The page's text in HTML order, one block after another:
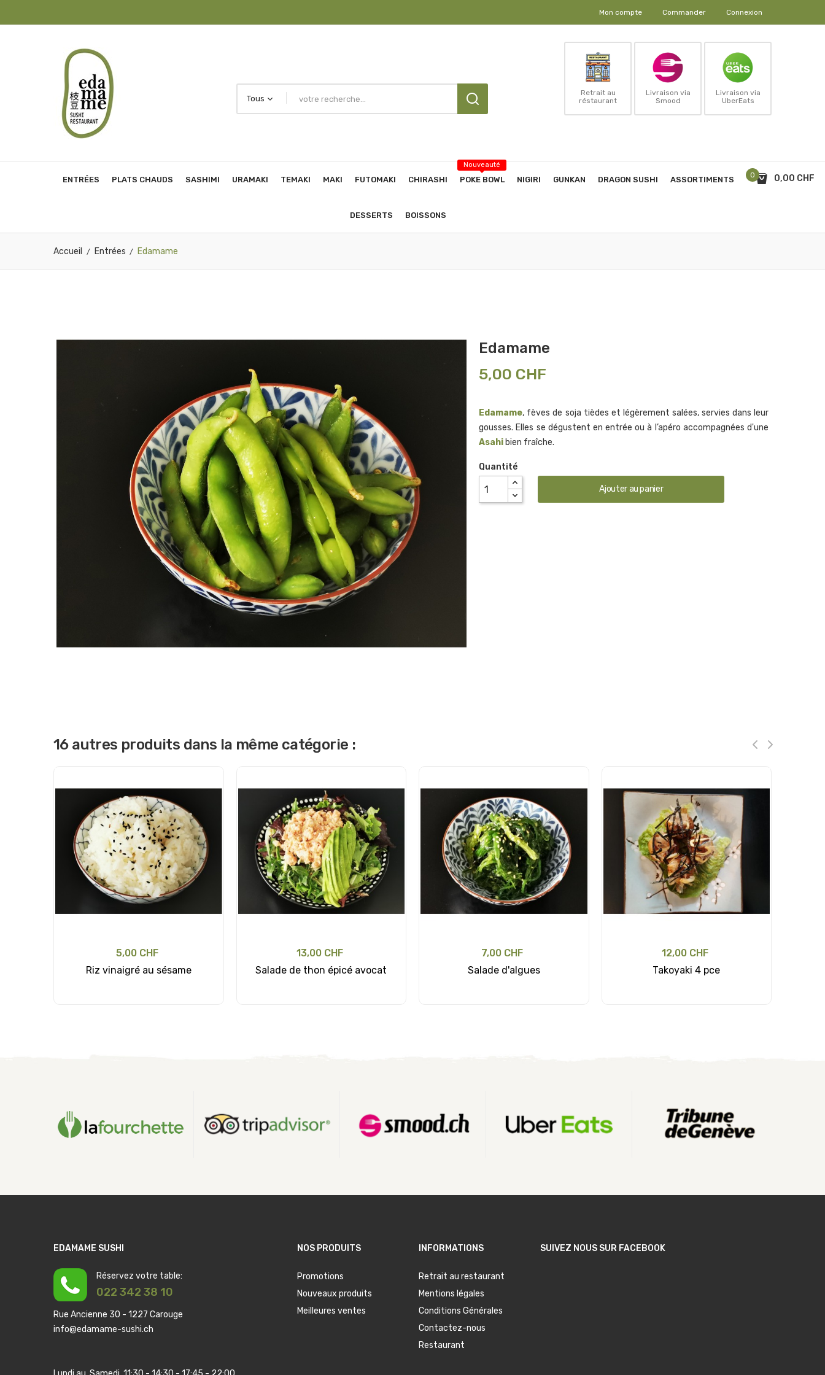
Mon compte Commander Connexion
Retrait au
réstaurant
Livraison via
Smood
Livraison via
UberEats
ENTRÉES PLATS CHAUDS SASHIMI URAMAKI TEMAKI MAKI FUTOMAKI CHIRASHI POKE BOWL
Nouveauté
NIGIRI GUNKAN DRAGON SUSHI ASSORTIMENTS
DESSERTS BOISSONS
0 0,00 CHF
Accueil Entrées Edamame
Edamame
5,00 CHF
Edamame, fèves de soja tièdes et légèrement salées, servies dans leur
gousses. Elles se dégustent en entrée ou à l’apéro accompagnées d'une
Asahi bien fraîche.
Quantité
Ajouter au panier
16 autres produits dans la même catégorie :
5,00 CHF
Riz vinaigré au sésame
13,00 CHF
Salade de thon épicé avocat
7,00 CHF
Salade d'algues
12,00 CHF
Takoyaki 4 pce
EDAMAME SUSHI
Réservez votre table:
022 342 38 10
Rue Ancienne 30 - 1227 Carouge
info@edamame-sushi.ch
NOS PRODUITS
Promotions
Nouveaux produits
Meilleures ventes
INFORMATIONS
Retrait au restaurant
Mentions légales
Conditions Générales
Contactez-nous
Restaurant
SUIVEZ NOUS SUR FACEBOOK